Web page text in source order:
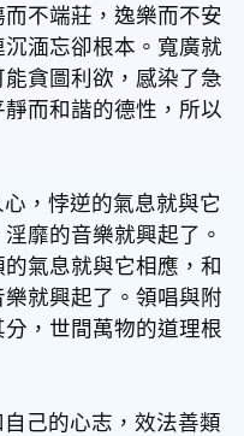
不端莊，逸樂而不安
湎忘卻根本。寬廣就
貪圖利欲，感染了急
而和諧的德性，所以
，悖逆的氣息就與它
靡的音樂就興起了。
氣息就與它相應，和
就興起了。領唱與附
，世間萬物的道理根
己的心志，效法善類